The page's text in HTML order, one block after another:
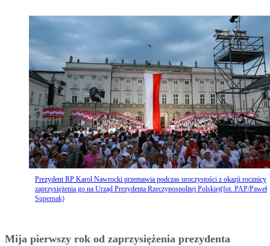
Prezydent RP Karol Nawrocki przemawia podczas uroczystości z okazji rocznicy
zaprzysiężenia go na Urząd Prezydenta Rzeczypospolitej Polskiej(fot. PAP/Paweł
Supernak)
Mija pierwszy rok od zaprzysiężenia prezydenta